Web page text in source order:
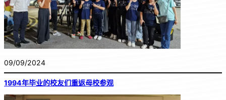
09/09/2024
1994年毕业的校友们重返母校参观